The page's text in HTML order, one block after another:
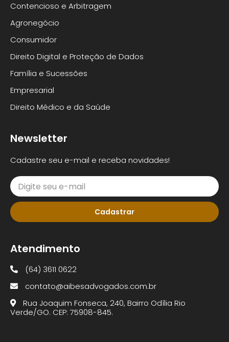
Contencioso e Arbitragem
Agronegócio
Consumidor
Direito Digital e Proteção de Dados
Família e Sucessões
Empresarial
Direito Médico e da Saúde
Newsletter
Cadastre seu e-mail e receba novidades!
Cadastrar
Atendimento
(64) 3611 0622
contato@aibesadvogados.com.br
Rua Joaquim Fonseca, 240, Bairro Odília Rio
Verde/GO. CEP: 75908-845.